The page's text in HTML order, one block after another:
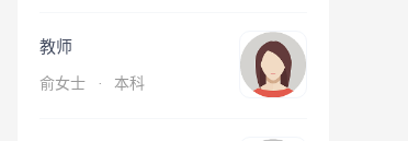
教师
俞女士 · 本科